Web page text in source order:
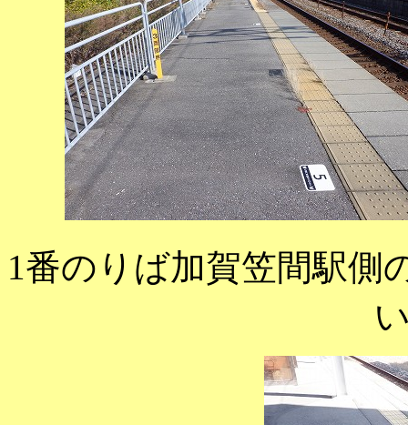
1番のりば加賀笠間駅側